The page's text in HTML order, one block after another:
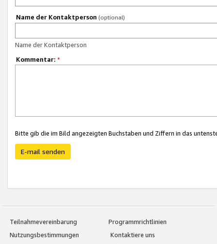
Name der Kontaktperson (optional)
Name der Kontaktperson
Kommentar: *
Bitte gib die im Bild angezeigten Buchstaben und Ziffern in das
E-mail senden
Teilnahmevereinbarung
Programmrichtlinien
Nutzungsbestimmungen
Kontaktiere uns